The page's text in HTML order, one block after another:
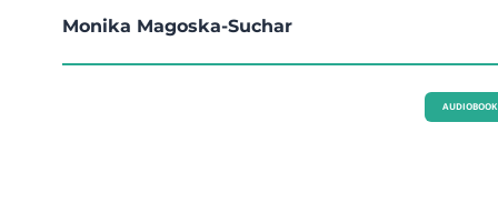
Monika Magoska-Suchar
AUDIOBOOK